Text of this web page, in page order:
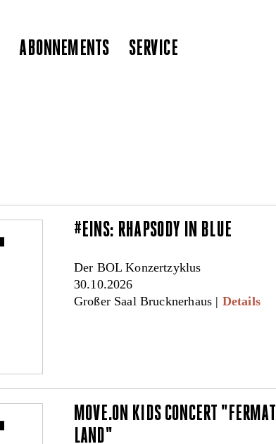
ABONNEMENTS SERVICE
#EINS: RHAPSODY IN BLUE
Der BOL Konzertzyklus
30.10.2026
Großer Saal Brucknerhaus | Details
MOVE.ON KIDS CONCERT
LAND"